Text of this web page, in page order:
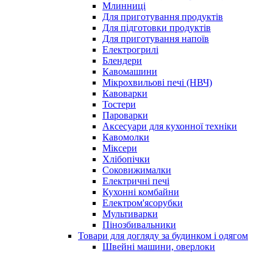
Млинниці
Для приготування продуктів
Для підготовки продуктів
Для приготування напоїв
Електрогрилі
Блендери
Кавомашини
Мікрохвильові печі (НВЧ)
Кавоварки
Тостери
Пароварки
Аксесуари для кухонної техніки
Кавомолки
Міксери
Хлібопічки
Соковижималки
Електричні печі
Кухонні комбайни
Електром'ясорубки
Мультиварки
Пінозбивальники
Товари для догляду за будинком і одягом
Швейні машини, оверлоки